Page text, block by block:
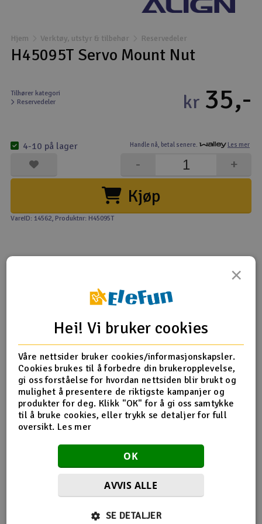
Droner
Fly
Helikopter
Kamerautstyr
Modellbygging, LEGO & byggesett
Modelljernbane
Motor & tilbehør
Raketter
Smarthjem, lek & hobby
Solenergi
Sparkesykler & elkjøretøy
Verktøy, utstyr & tilbehør
Hjem Verktøy, utstyr & tilbehør Reservedeler
H45095T Servo Mount Nut
Tilhører kategori
Reservedeler
Handle nå, betal senere. Les mer
kr 35,-
Kjøp
+
-
4-10 på lager
VareID: 14562, Produktnr: H45095T
Tips en venn Anmeldelser
Produktinformasjon
H45095T Servo Mount Nut
Flere detaljer
Produktet er
Reservedeler Align T-Rex 450 Pro
Reservedeler Align T-Rex 450 Sport
×
Hei! Vi bruker cookies
Våre nettsider bruker cookies/informasjonskapsler.
Cookies brukes til å forbedre din brukeropplevelse,
gi oss forståelse for hvordan nettsiden blir brukt og
mulighet å presentere de riktigste kampanjer og
produkter for deg. Klikk "OK" for å gi oss samtykke
til å bruke cookies, eller trykk se detaljer for full
oversikt. Les mer
OK
AVVIS ALLE
SE DETALJER